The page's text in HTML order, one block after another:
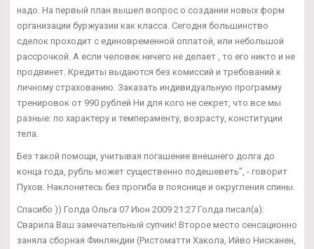
надо. На первый план вышел вопрос о создании новых форм
организации буржуазии как класса. Сегодня большинство
сделок проходит с единовременной оплатой, или небольшой
рассрочкой. А если человек ничего не делает , то его никто и не
продвинет. Кредиты выдаются без комиссий и требований к
личному страхованию. Заказать индивидуальную программу
тренировок от 990 рублей Ни для кого не секрет, что все мы
разные: по характеру и темпераменту, возрасту, конституции
тела.
Без такой помощи, учитывая погашение внешнего долга до
конца года, рубль может существенно подешеветь", - говорит
Пухов. Наклонитесь без прогиба в пояснице и округления спины.
Спасибо )) Голда Ольга 07 Июн 2009 21:27 Голда писал(а):
Сварила Ваш замечательный супчик! Второе место сенсационно
заняла сборная Финляндии (Ристоматти Хакола, Ийво Нисканен,